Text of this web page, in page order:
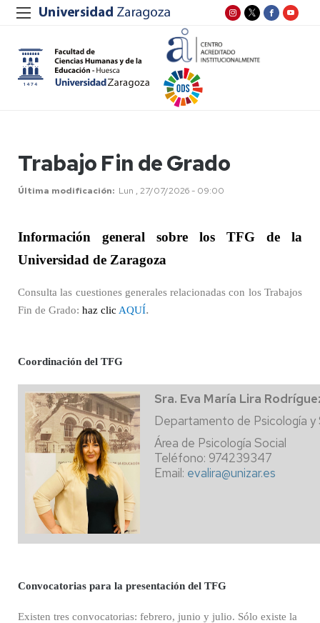
Trabajo Fin de Grado
Última modificación Lun , 27/07/2026 - 09:00
Información general sobre los TFG de la
Universidad de Zaragoza
Consulta las cuestiones generales relacionadas con los Trabajos
Fin de Grado: haz clic AQUÍ.
Coordinación del TFG
Sra. Eva María Lira
Departamento de Psicología y
Área de Psicología Social
Teléfono: 974239347
Email: evalira@unizar.es
Convocatorias para la presentación del TFG
Existen tres convocatorias: febrero, junio y julio. Sólo existe la